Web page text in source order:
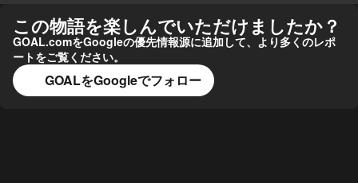
この物語を楽しんでいただけましたか？
GOAL.comをGoogleの優先情報源に追加して、より多くのレポ
ートをご覧ください。
GOALをGoogleでフォロー